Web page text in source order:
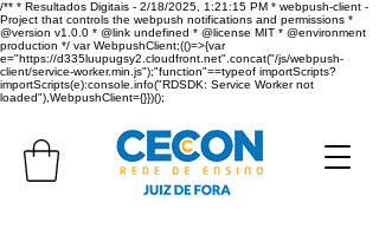
/** * Resultados Digitais - 2/18/2025, 1:21:15 PM * webpush-client -
Project that controls the webpush notifications and permissions *
@version v1.0.0 * @link undefined * @license MIT * @environment
production */ var WebpushClient;(()=>{var
e="https://d335luupugsy2.cloudfront.net".concat("/js/webpush-
client/service-worker.min.js");"function"==typeof importScripts?
importScripts(e):console.info("RDSDK: Service Worker not
loaded"),WebpushClient={}})();